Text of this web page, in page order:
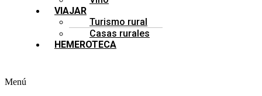
VIAJAR
Turismo rural
Casas rurales
HEMEROTECA
Menú